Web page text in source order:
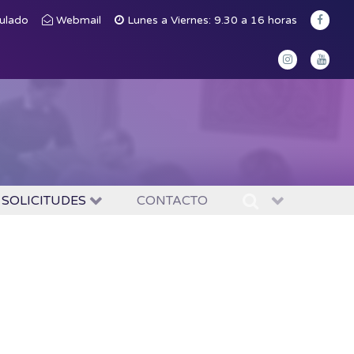
Webmail Lunes a Viernes: 9.30 a 16 horas
CONTACTO